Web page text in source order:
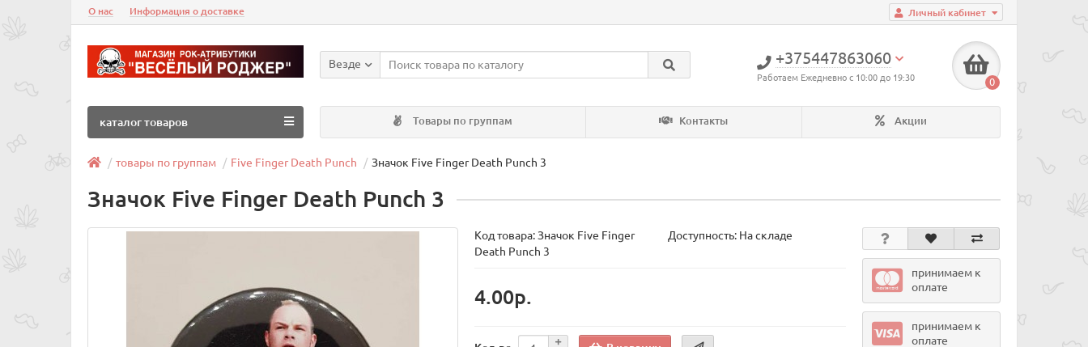
Личный кабинет
О нас Информация о доставке
+375447863060
Работаем Ежедневно с 10:00 до 19:30 0
Везде
Товары по группам Контакты Акции
каталог товаров
товары по группам Five Finger Death Punch Значок Five Finger Death Punch 3
Значок Five Finger Death Punch 3
Код товара:Значок Five Finger
Death Punch 3
Доступность: На складе
4.00р.
принимаем к
оплате
принимаем к
оплате